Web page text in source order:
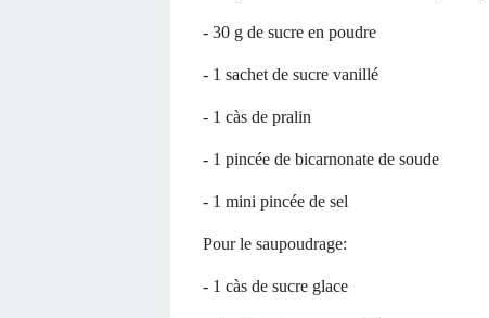
- 30 g de sucre en poudre
- 1 sachet de sucre vanillé
- 1 càs de pralin
- 1 pincée de bicarnonate de soude
- 1 mini pincée de sel
Pour le saupoudrage:
- 1 càs de sucre glace